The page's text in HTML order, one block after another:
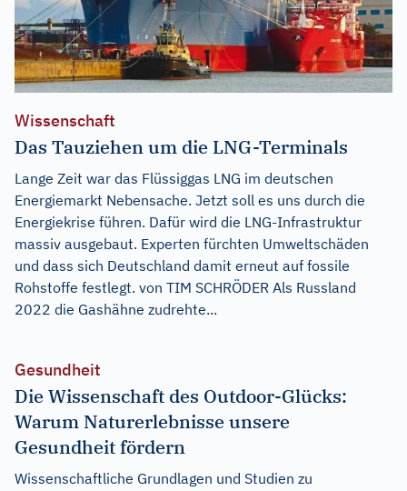
Wissenschaft
Das Tauziehen um die LNG-Terminals
Lange Zeit war das Flüssiggas LNG im deutschen
Energiemarkt Nebensache. Jetzt soll es uns durch die
Energiekrise führen. Dafür wird die LNG-Infrastruktur
massiv ausgebaut. Experten fürchten Umweltschäden
und dass sich Deutschland damit erneut auf fossile
Rohstoffe festlegt. von TIM SCHRÖDER Als Russland
2022 die Gashähne zudrehte...
Gesundheit
Die Wissenschaft des Outdoor-Glücks:
Warum Naturerlebnisse unsere
Gesundheit fördern
Wissenschaftliche Grundlagen und Studien zu